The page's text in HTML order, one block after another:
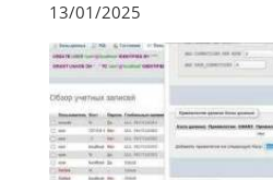
13/01/2025